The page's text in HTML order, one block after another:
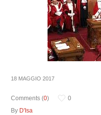
18 MAGGIO 2017
Comments (0)
0
By D'Isa